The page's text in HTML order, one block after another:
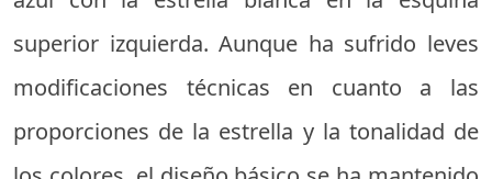
superior izquierda. Aunque ha sufrido leves
modificaciones técnicas en cuanto a las
proporciones de la estrella y la tonalidad de